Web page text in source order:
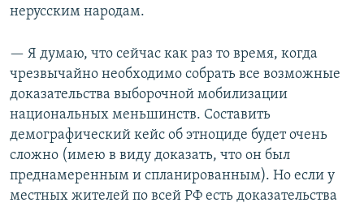
нерусским народам.
— Я думаю, что сейчас как раз то время, когда
чрезвычайно необходимо собрать все возможные
доказательства выборочной мобилизации
национальных меньшинств. Составить
демографический кейс об этноциде будет очень
сложно (имею в виду доказать, что он был
преднамеренным и спланированным). Но если у
местных жителей по всей РФ есть доказательства